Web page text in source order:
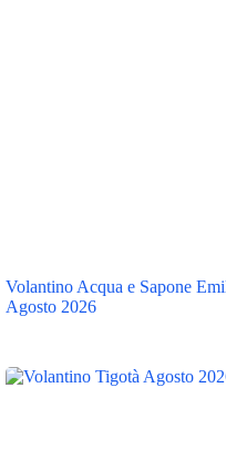
Volantino Acqua e Sapone
Agosto 2026